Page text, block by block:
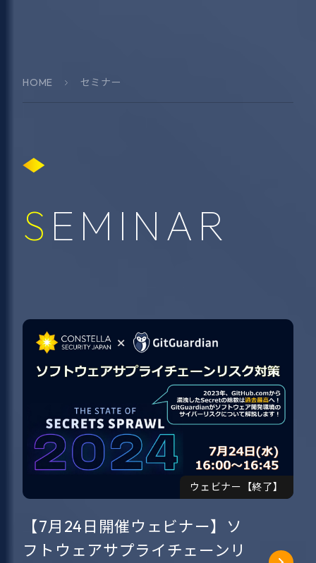
HOME セミナー
SEMINAR
ウェビナー【終了】
【7月24日開催ウェビナー】ソ
フトウェアサプライチェーンリ